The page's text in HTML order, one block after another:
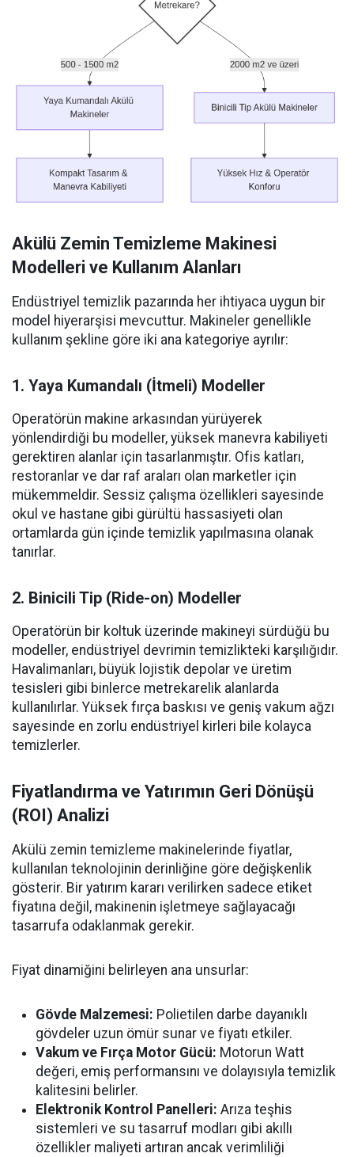
Akülü Zemin Temizleme Makinesi
Modelleri ve Kullanım Alanları
Endüstriyel temizlik pazarında her ihtiyaca uygun bir
model hiyerarşisi mevcuttur. Makineler genellikle
kullanım şekline göre iki ana kategoriye ayrılır:
1. Yaya Kumandalı (İtmeli) Modeller
Operatörün makine arkasından yürüyerek
yönlendirdiği bu modeller, yüksek manevra kabiliyeti
gerektiren alanlar için tasarlanmıştır. Ofis katları,
restoranlar ve dar raf araları olan marketler için
mükemmeldir. Sessiz çalışma özellikleri sayesinde
okul ve hastane gibi gürültü hassasiyeti olan
ortamlarda gün içinde temizlik yapılmasına olanak
tanırlar.
2. Binicili Tip (Ride-on) Modeller
Operatörün bir koltuk üzerinde makineyi sürdüğü bu
modeller, endüstriyel devrimin temizlikteki karşılığıdır.
Havalimanları, büyük lojistik depolar ve üretim
tesisleri gibi binlerce metrekarelik alanlarda
kullanılırlar. Yüksek fırça baskısı ve geniş vakum ağzı
sayesinde en zorlu endüstriyel kirleri bile kolayca
temizlerler.
Fiyatlandırma ve Yatırımın Geri Dönüşü
(ROI) Analizi
Akülü zemin temizleme makinelerinde fiyatlar,
kullanılan teknolojinin derinliğine göre değişkenlik
gösterir. Bir yatırım kararı verilirken sadece etiket
fiyatına değil, makinenin işletmeye sağlayacağı
tasarrufa odaklanmak gerekir.
Fiyat dinamiğini belirleyen ana unsurlar:
Gövde Malzemesi: Polietilen darbe dayanıklı
gövdeler uzun ömür sunar ve fiyatı etkiler.
Vakum ve Fırça Motor Gücü: Motorun Watt
değeri, emiş performansını ve dolayısıyla temizlik
kalitesini belirler.
Elektronik Kontrol Panelleri: Arıza teşhis
sistemleri ve su tasarruf modları gibi akıllı
özellikler maliyeti artıran ancak verimliliği